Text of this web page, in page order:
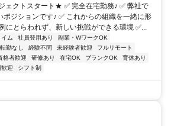
ェクトスタート★ ✅ 完全在宅勤務♪ ✅ 弊社で
ポジションです♪ ✅ これからの組織を一緒に形
にとらわれず、新しい挑戦ができる環境 ✅...
ム 社員登用あり
副業・WワークOK
転勤なし 経験不問 未経験者歓迎
フルリモート
格者歓迎 研修あり 在宅OK ブランクOK
育休あり
迎 シフト制